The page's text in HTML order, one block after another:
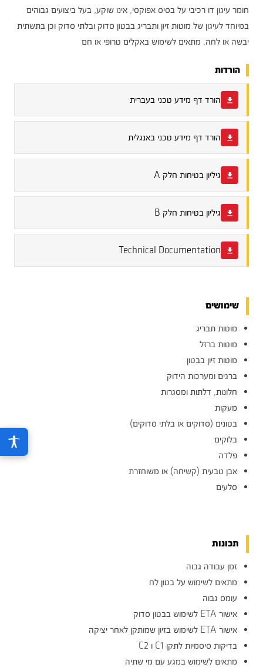
חומר עיגון דו רכיבי על בסיס אפוקסי, אינו שוקע, בעל ביצועים גבוהים
במיוחד לעיגון של מוטות זיון ותבריג בבטון סדוק ובלתי סדוק וכן בתשתית
יבשה או לחה. מתאים לשימוש באקלים טרופי או חם
הורדות
הורד דף מידע טכני בעברית
הורד דף מידע טכני באנגלית
גיליון בטיחות חלק A
גיליון בטיחות חלק B
Technical Documentation
שימושים
מוטות תבריג
מוטות ברזל
מוטות זיון בבטון
ברגים ומערכות הידוק
חלונות, דלתות ומסגרות
מעקות
בטונים (סדוקים או בלתי סדוקים)
בלוקים
פלדה
אבן טבעית (קשיחה) או משוחזרת
סלעים
תכונות
זמן עבודה גבוה
מתאים לשימוש על בטון לח
עומס גבוה
אישור ETA לשימוש בבטון סדוק
אישור ETA לשימוש בזיון שמותקן לאחר יציקה
בדיקות סיסמיות לתקן C1 ו C2
מתאים לשימוש במגע עם מי שתיה